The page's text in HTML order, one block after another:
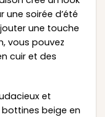
soirée d’été
une touche
vous pouvez
cuir et des
et
beige en